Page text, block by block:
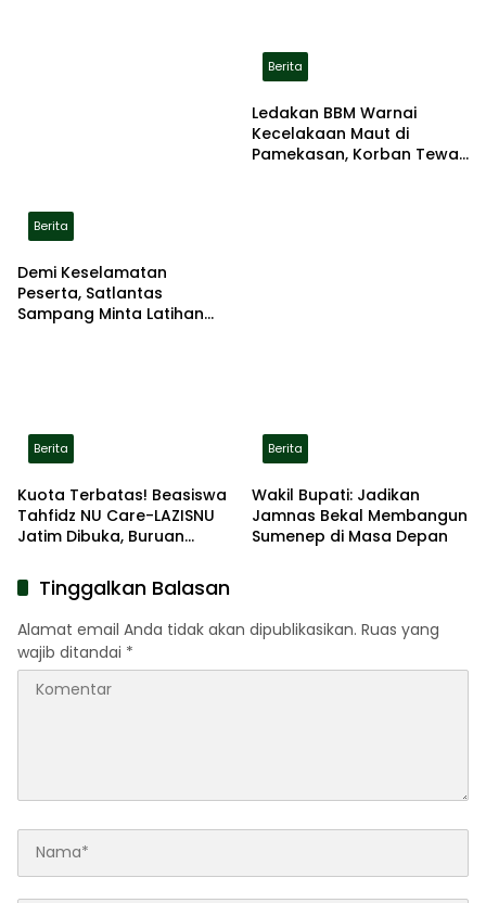
Berita
Demi Keselamatan
Peserta, Satlantas
Sampang Minta Latihan
Berita
Ledakan BBM Warnai
Kecelakaan Maut di
Pamekasan, Korban Tewas
Berita
Kuota Terbatas! Beasiswa
Tahfidz NU Care-LAZISNU
Jatim Dibuka, Buruan
Berita
Wakil Bupati: Jadikan
Jamnas Bekal Membangun
Sumenep di Masa Depan
Tinggalkan Balasan
Alamat email Anda tidak akan dipublikasikan. Ruas yang
wajib ditandai *